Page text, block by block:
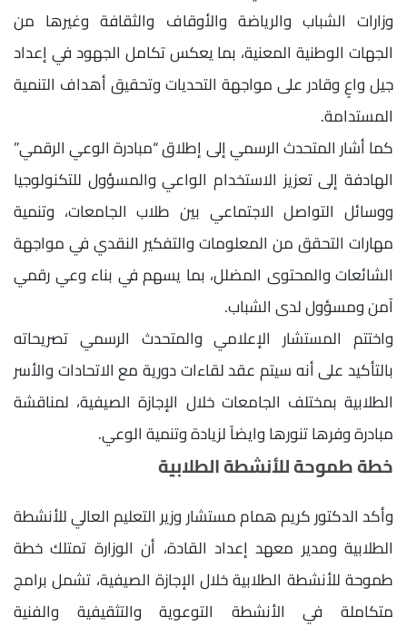
وزارات الشباب والرياضة والأوقاف والثقافة وغيرها من
الجهات الوطنية المعنية، بما يعكس تكامل الجهود في إعداد
جيل واعٍ وقادر على مواجهة التحديات وتحقيق أهداف التنمية
المستدامة.
كما أشار المتحدث الرسمي إلى إطلاق “مبادرة الوعي الرقمي”
الهادفة إلى تعزيز الاستخدام الواعي والمسؤول للتكنولوجيا
ووسائل التواصل الاجتماعي بين طلاب الجامعات، وتنمية
مهارات التحقق من المعلومات والتفكير النقدي في مواجهة
الشائعات والمحتوى المضلل، بما يسهم في بناء وعي رقمي
آمن ومسؤول لدى الشباب.
واختتم المستشار الإعلامي والمتحدث الرسمي تصريحاته
بالتأكيد على أنه سيتم عقد لقاءات دورية مع الاتحادات والأسر
الطلابية بمختلف الجامعات خلال الإجازة الصيفية، لمناقشة
مبادرة وفرها تنورها وايضاً لزيادة وتنمية الوعي.
خطة طموحة للأنشطة الطلابية
وأكد الدكتور كريم همام مستشار وزير التعليم العالي للأنشطة
الطلابية ومدير معهد إعداد القادة، أن الوزارة تمتلك خطة
طموحة للأنشطة الطلابية خلال الإجازة الصيفية، تشمل برامج
متكاملة في الأنشطة التوعوية والتثقيفية والفنية